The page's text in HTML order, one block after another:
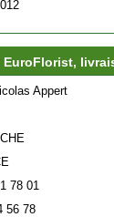
Appert
78 01
56 78